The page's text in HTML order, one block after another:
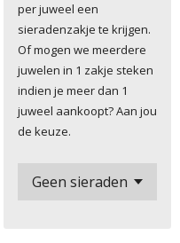
per juweel een
sieradenzakje te krijgen.
Of mogen we meerdere
juwelen in 1 zakje steken
indien je meer dan 1
juweel aankoopt? Aan jou
de keuze.